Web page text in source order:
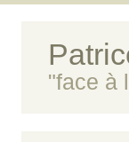
"face à